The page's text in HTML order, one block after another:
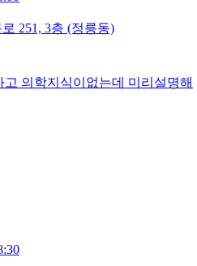
251, 3층 (정릉동)
의학지식이없는데 미리설명해